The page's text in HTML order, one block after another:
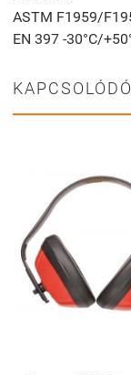
ASTM F1959/
EN 397 -30°C/